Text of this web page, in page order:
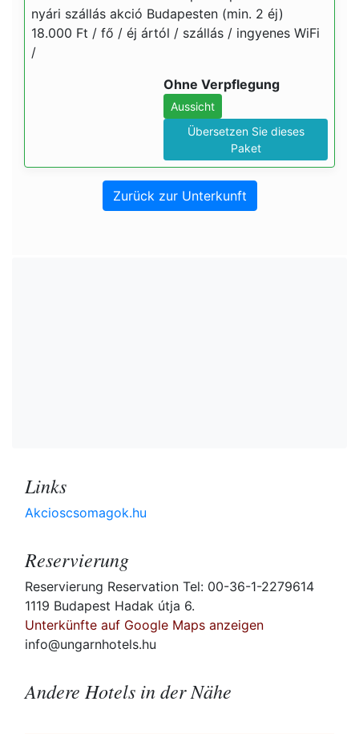
nyári szállás akció Budapesten (min. 2 éj)
18.000 Ft / fő / éj ártól / szállás / ingyenes WiFi
/
Ohne Verpflegung
Aussicht
Übersetzen Sie dieses
Paket
Zurück zur Unterkunft
Links
Akcioscsomagok.hu
Reservierung
Reservierung Reservation Tel: 00-36-1-2279614
1119 Budapest Hadak útja 6.
Unterkünfte auf Google Maps anzeigen
info@ungarnhotels.hu
Andere Hotels in der Nähe